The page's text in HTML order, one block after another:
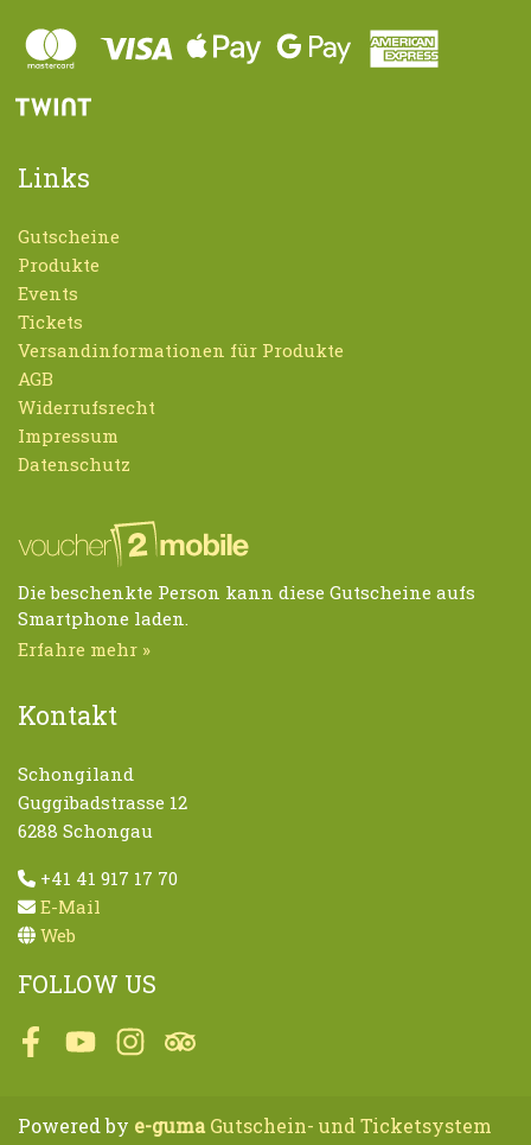
Links
Gutscheine
Produkte
Events
Tickets
Versandinformationen für Produkte
AGB
Widerrufsrecht
Impressum
Datenschutz
Die beschenkte Person kann diese Gutscheine aufs
Smartphone laden.
Erfahre mehr »
Kontakt
Schongiland
Guggibadstrasse 12
6288 Schongau
+41 41 917 17 70
E-Mail
Web
FOLLOW US
FacebookYoutubeInstagramTripadvisor
Powered by e-guma Gutschein- und Ticketsystem